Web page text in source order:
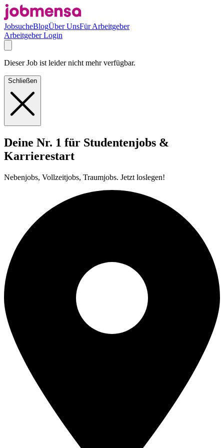
JobsucheBlogÜber UnsFür Arbeitgeber
Arbeitgeber Login
Dieser Job ist leider nicht mehr verfügbar.
Schließen
Deine Nr. 1 für Studentenjobs &
Karrierestart
Nebenjobs, Vollzeitjobs, Traumjobs. Jetzt loslegen!